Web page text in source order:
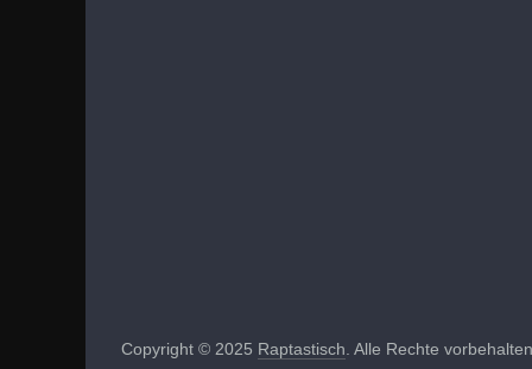
Copyright © 2025 Raptastisch . Alle Rechte